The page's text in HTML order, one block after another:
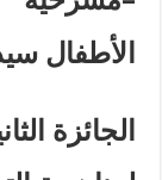
الأطفال
الجائزة